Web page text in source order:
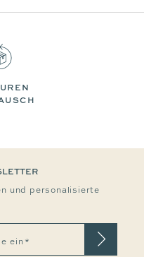
und personalisierte
ein*